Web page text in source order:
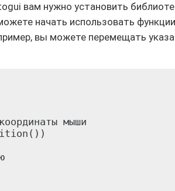
вам нужно установить
начать использовать
вы можете перемещать
мыши